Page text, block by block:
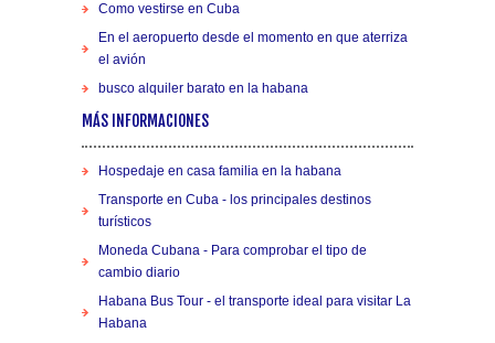
Como vestirse en Cuba
En el aeropuerto desde el momento en que aterriza
el avión
busco alquiler barato en la habana
MÁS INFORMACIONES
Hospedaje en casa familia en la habana
Transporte en Cuba - los principales destinos
turísticos
Moneda Cubana - Para comprobar el tipo de
cambio diario
Habana Bus Tour - el transporte ideal para visitar La
Habana